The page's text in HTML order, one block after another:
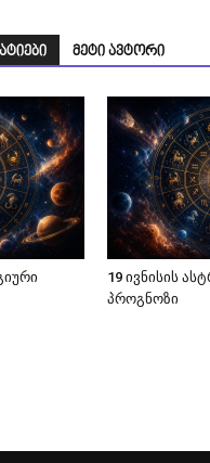
მეტი ავტორი
19 ივნისის
პროგნოზი